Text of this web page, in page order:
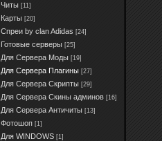
Читы [11]
Карты [20]
Спреи by clan Adidas [24]
Готовые серверы [25]
Для Сервера Моды [19]
Для Сервера Плагины [27]
Для Сервера Скрипты [29]
Для Сервера Скины админов [16]
Для Сервера Античиты [13]
Фотошоп [1]
Для WINDOWS [1]